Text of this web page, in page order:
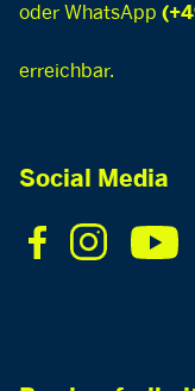
oder WhatsApp
erreichbar.
Social Media